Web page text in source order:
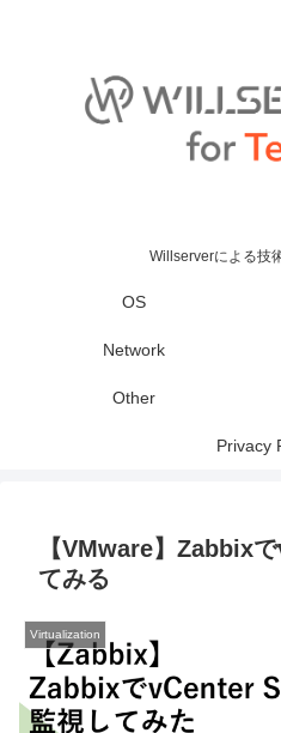
Willserverによる技
OS
Network
Other
Privacy
【VMware】Zabbix
てみる
Virtualization